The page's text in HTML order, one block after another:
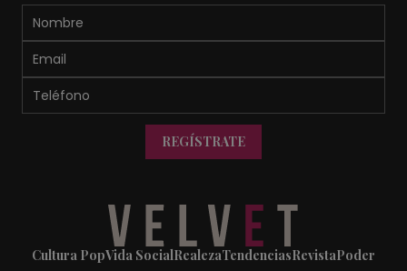
REGÍSTRATE
Cultura PopVida SocialRealezaTendenciasRevistaPoder